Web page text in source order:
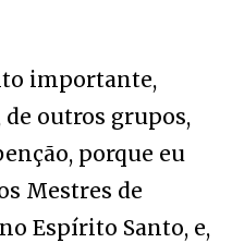
importante,
outros grupos,
porque eu
Mestres de
Espírito Santo, e,